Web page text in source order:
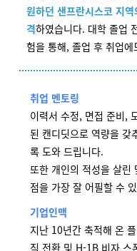
원하던 샌프란시스코 지
격하였습니다. 대학 졸업
험을 통해, 졸업 후 취업
취업 멘토링
이력서 수정, 면접 준비,
된 캔디딧으로 역량을 갖
록 도와 드립니다.
또한 개인의 적성을 살린
점을 가장 잘 어필할 수
기업인맥
지난 10년간 축적해 온
직 전환 및 H-1B 비자 스